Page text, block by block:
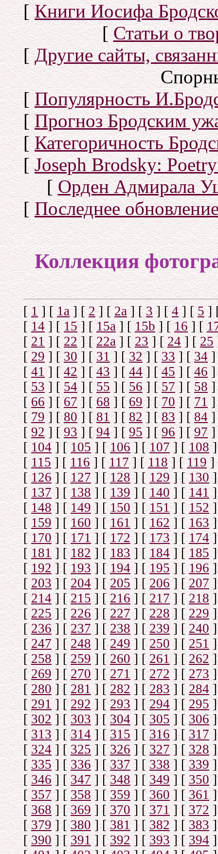
[Книги Иосифа
[Статьи о
[Другие сайты,
[Популярность
[Прогноз Бродским
[Категоричность
[Joseph Brodsky:
[Орден Адмирала
[Последнее
Коллекция
[1] [1а] [2] [2а] [3] [4] [5]
[14] [15] [15a] [15b] [16] [
[21] [22 ] [22a] [23] [24] [25
[29] [30] [31] [32] [33] [34]
[41] [42] [43] [44] [45] [46]
[53] [54] [55] [56] [57] [58]
[66] [67] [68] [69] [70] [71]
[79] [80] [81] [82] [83] [84]
[92] [93] [94] [95] [96] [97]
[104] [105] [106] [107] [108]
[115] [116] [117] [118] [119]
[126] [127] [128] [129] [130]
[137] [138] [139] [140] [141]
[148] [149] [150] [151] [152]
[159] [160] [161] [162] [ 163]
[170] [171] [172] [173] [174]
[181] [182] [183] [184] [185]
[192] [193] [194] [195] [196]
[203] [204] [205] [206] [207]
[214] [215] [216] [217] [ 218]
[225] [226] [227] [228] [229]
[236] [237] [238] [239] [240]
[247] [248] [249] [250] [251]
[258] [259] [260] [261] [262]
[269] [270] [271] [272] [273]
[280] [281] [282] [283] [284]
[291] [292] [293] [294] [ 295]
[302] [303] [304] [305] [306]
[313] [314] [315] [316] [317]
[324] [325] [326] [327] [328]
[335] [336] [337] [338] [339]
[346] [347] [348] [349] [ 350]
[357] [358] [359] [360] [361]
[368] [369] [370] [371] [372]
[379] [380] [381] [382] [383]
[390] [391] [392] [393] [394]